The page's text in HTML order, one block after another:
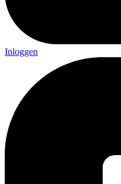
Inloggen